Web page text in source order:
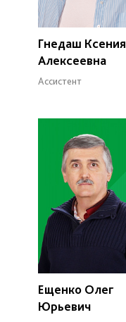
Гнедаш Ксения
Алексеевна
Ассистент
Ещенко Олег
Юрьевич